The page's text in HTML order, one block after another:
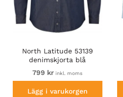
North Latitude 53139
denimskjorta blå
799 kr inkl. moms
Lägg i varukorgen